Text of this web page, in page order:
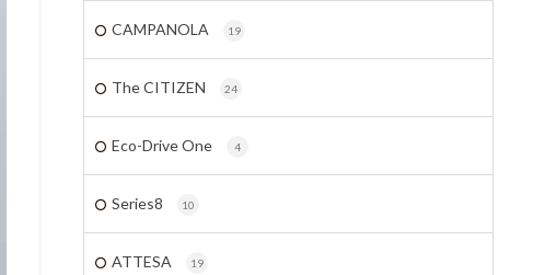
CAMPANOLA 19
The CITIZEN 24
Eco-Drive One 4
Series8 10
ATTESA 19